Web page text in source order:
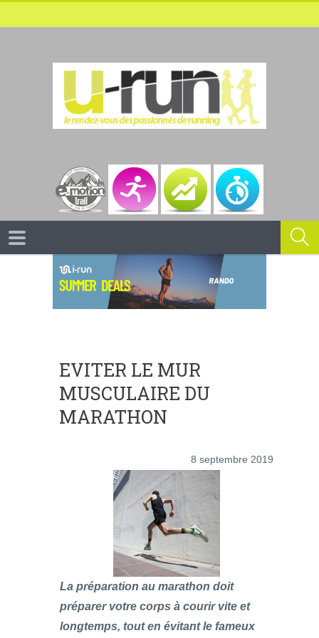
EVITER LE MUR
MUSCULAIRE DU
MARATHON
8 septembre 2019
La préparation au marathon doit
préparer votre corps à courir vite et
longtemps, tout en évitant le fameux